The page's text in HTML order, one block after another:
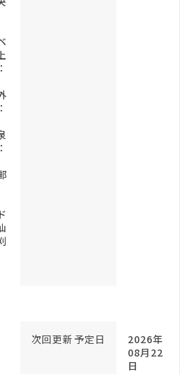
次回更新予定日
2026年
08月22
日